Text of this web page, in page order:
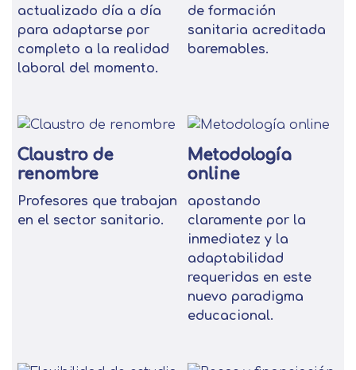
actualizado día a día
para adaptarse por
completo a la realidad
laboral del momento.
de formación
sanitaria acreditada
baremables.
Claustro de
renombre
Profesores que trabajan
en el sector sanitario.
Metodología
online
apostando
claramente por la
inmediatez y la
adaptabilidad
requeridas en este
nuevo paradigma
educacional.